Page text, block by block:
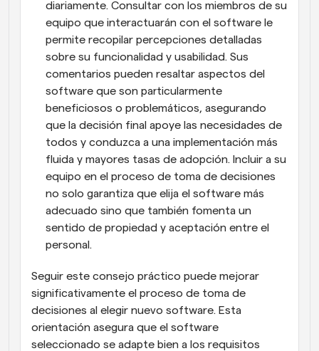
diariamente. Consultar con los miembros de su
equipo que interactuarán con el software le
permite recopilar percepciones detalladas
sobre su funcionalidad y usabilidad. Sus
comentarios pueden resaltar aspectos del
software que son particularmente
beneficiosos o problemáticos, asegurando
que la decisión final apoye las necesidades de
todos y conduzca a una implementación más
fluida y mayores tasas de adopción. Incluir a su
equipo en el proceso de toma de decisiones
no solo garantiza que elija el software más
adecuado sino que también fomenta un
sentido de propiedad y aceptación entre el
personal.
Seguir este consejo práctico puede mejorar
significativamente el proceso de toma de
decisiones al elegir nuevo software. Esta
orientación asegura que el software
seleccionado se adapte bien a los requisitos